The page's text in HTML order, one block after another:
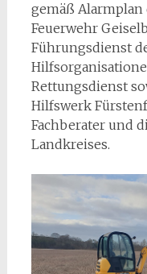
gemäß
Feuerwehr
Führungsdienst
Rettungsdienst
Hilfswerk
Fachberater und
Landkreises.